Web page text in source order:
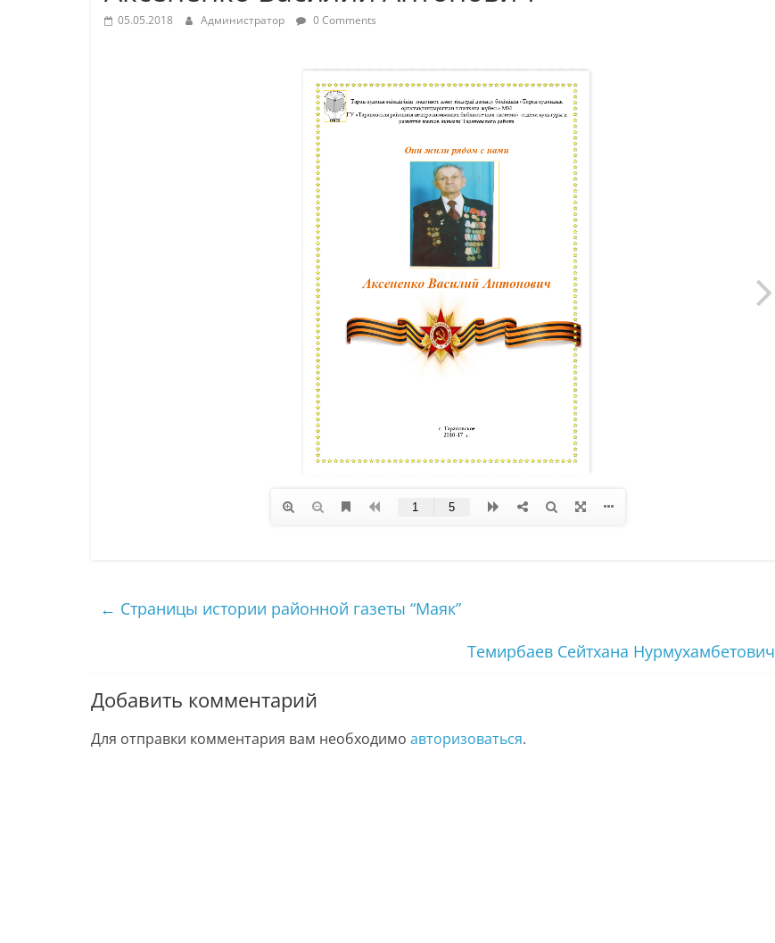
05.05.2018 Администратор 0 Comments
← Страницы истории районной газеты “Маяк”
Темирбаев Сейтхана Нурмухамбетович
Добавить комментарий
Для отправки комментария вам необходимо авторизоваться.